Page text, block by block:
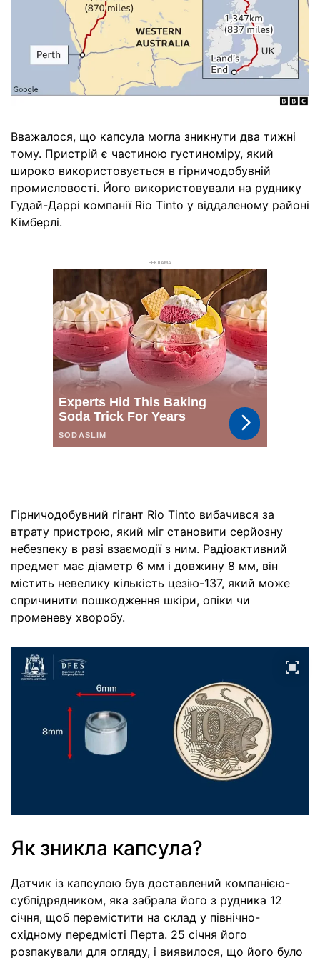
Вважалося, що капсула могла зникнути два тижні
тому. Пристрій є частиною густиноміру, який
широко використовується в гірничодобувній
промисловості. Його використовували на руднику
Гудай-Даррі компанії Rio Tinto у віддаленому районі
Кімберлі.
РЕКЛАМА
Гірничодобувний гігант Rio Tinto вибачився за
втрату пристрою, який міг становити серйозну
небезпеку в разі взаємодії з ним. Радіоактивний
предмет має діаметр 6 мм і довжину 8 мм, він
містить невелику кількість цезію-137, який може
спричинити пошкодження шкіри, опіки чи
променеву хворобу.
Як зникла капсула?
Датчик із капсулою був доставлений компанією-
субпідрядником, яка забрала його з рудника 12
січня, щоб перемістити на склад у північно-
східному передмісті Перта. 25 січня його
розпакували для огляду, і виявилося, що його було